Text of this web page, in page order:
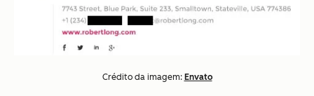
Crédito da imagem: Envato